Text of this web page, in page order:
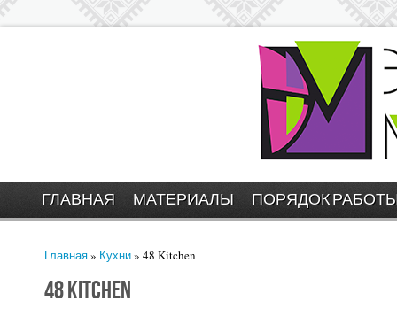
ГЛАВНАЯ МАТЕРИАЛЫ ПОРЯДОК
Вы здесь
Главная» Кухни» 48 Kitchen
48 Kitchen